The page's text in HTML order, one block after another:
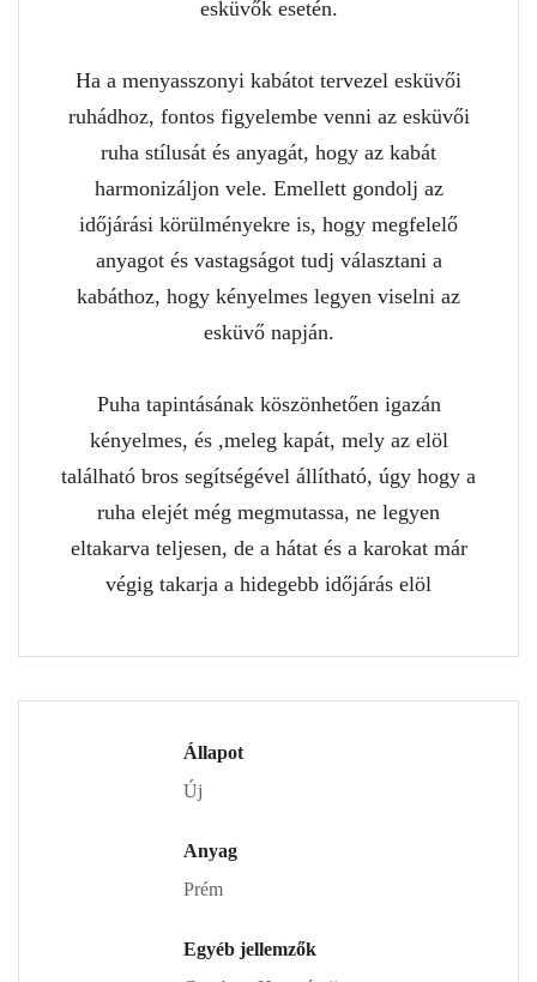
esküvők esetén.
Ha a menyasszonyi kabátot tervezel esküvői
ruhádhoz, fontos figyelembe venni az esküvői
ruha stílusát és anyagát, hogy az kabát
harmonizáljon vele. Emellett gondolj az
időjárási körülményekre is, hogy megfelelő
anyagot és vastagságot tudj választani a
kabáthoz, hogy kényelmes legyen viselni az
esküvő napján.
Puha tapintásának köszönhetően igazán
kényelmes, és ,meleg kapát, mely az elöl
található bros segítségével állítható, úgy hogy a
ruha elejét még megmutassa, ne legyen
eltakarva teljesen, de a hátat és a karokat már
végig takarja a hidegebb időjárás elöl
Állapot
Új
Anyag
Prém
Egyéb jellemzők